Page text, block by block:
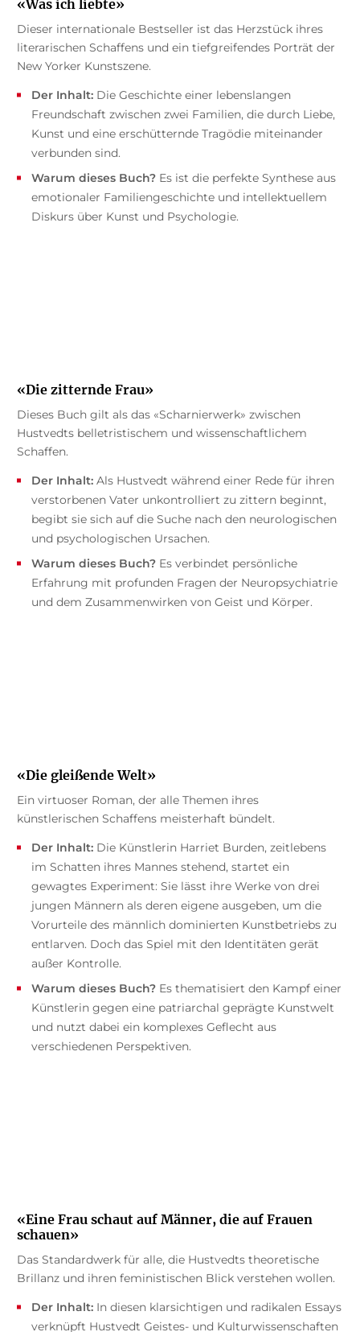
«Was ich liebte»
Dieser internationale Bestseller ist das Herzstück ihres
literarischen Schaffens und ein tiefgreifendes Porträt der
New Yorker Kunstszene.
Der Inhalt:Die Geschichte einer lebenslangen
Freundschaft zwischen zwei Familien, die durch Liebe,
Kunst und eine erschütternde Tragödie miteinander
verbunden sind.
Warum dieses Buch?Es ist die perfekte Synthese aus
emotionaler Familiengeschichte und intellektuellem
Diskurs über Kunst und Psychologie.
«Die zitternde Frau»
Dieses Buch gilt als das «Scharnierwerk» zwischen
Hustvedts belletristischem und wissenschaftlichem
Schaffen.
Der Inhalt:Als Hustvedt während einer Rede für ihren
verstorbenen Vater unkontrolliert zu zittern beginnt,
begibt sie sich auf die Suche nach den neurologischen
und psychologischen Ursachen.
Warum dieses Buch?Es verbindet persönliche
Erfahrung mit profunden Fragen der Neuropsychiatrie
und dem Zusammenwirken von Geist und Körper.
«Die gleißende Welt»
Ein virtuoser Roman, der alle Themen ihres
künstlerischen Schaffens meisterhaft bündelt.
Der Inhalt:Die Künstlerin Harriet Burden, zeitlebens
im Schatten ihres Mannes stehend, startet ein
gewagtes Experiment: Sie lässt ihre Werke von drei
jungen Männern als deren eigene ausgeben, um die
Vorurteile des männlich dominierten Kunstbetriebs zu
entlarven. Doch das Spiel mit den Identitäten gerät
außer Kontrolle.
Warum dieses Buch?Es thematisiert den Kampf einer
Künstlerin gegen eine patriarchal geprägte Kunstwelt
und nutzt dabei ein komplexes Geflecht aus
verschiedenen Perspektiven.
«Eine Frau schaut auf Männer, die auf Frauen
schauen»
Das Standardwerk für alle, die Hustvedts theoretische
Brillanz und ihren feministischen Blick verstehen wollen.
Der Inhalt:In diesen klarsichtigen und radikalen Essays
verknüpft Hustvedt Geistes- und Kulturwissenschaften